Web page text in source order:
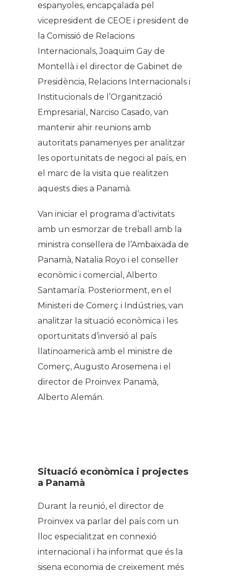
espanyoles, encapçalada pel
vicepresident de CEOE i president de
la Comissió de Relacions
Internacionals,Joaquim Gay de
Montellà i el director de Gabinet de
Presidència, Relacions Internacionals i
Institucionals de l’Organització
Empresarial, Narciso Casado, van
mantenir ahir reunions amb
autoritats panamenyes per analitzar
les oportunitats de negoci al país, en
el marc de la visita que realitzen
aquests dies a Panamà.
Van iniciar el programa d’activitats
amb un esmorzar de treball amb la
ministra consellera de l’Ambaixada de
Panamà, Natalia Royo i el conseller
econòmic i comercial, Alberto
Santamaría. Posteriorment, en el
Ministeri de Comerç i Indústries, van
analitzar la situació econòmica i les
oportunitats d’inversió al país
llatinoamericà amb el ministre de
Comerç, Augusto Arosemena i el
director de Proinvex Panamà,
Alberto Alemán.
Situació econòmica i projectes
a Panamà
Durant la reunió, el director de
Proinvex va parlar del país com un
lloc especialitzat en connexió
internacional i ha informat que és la
sisena economia de creixement més